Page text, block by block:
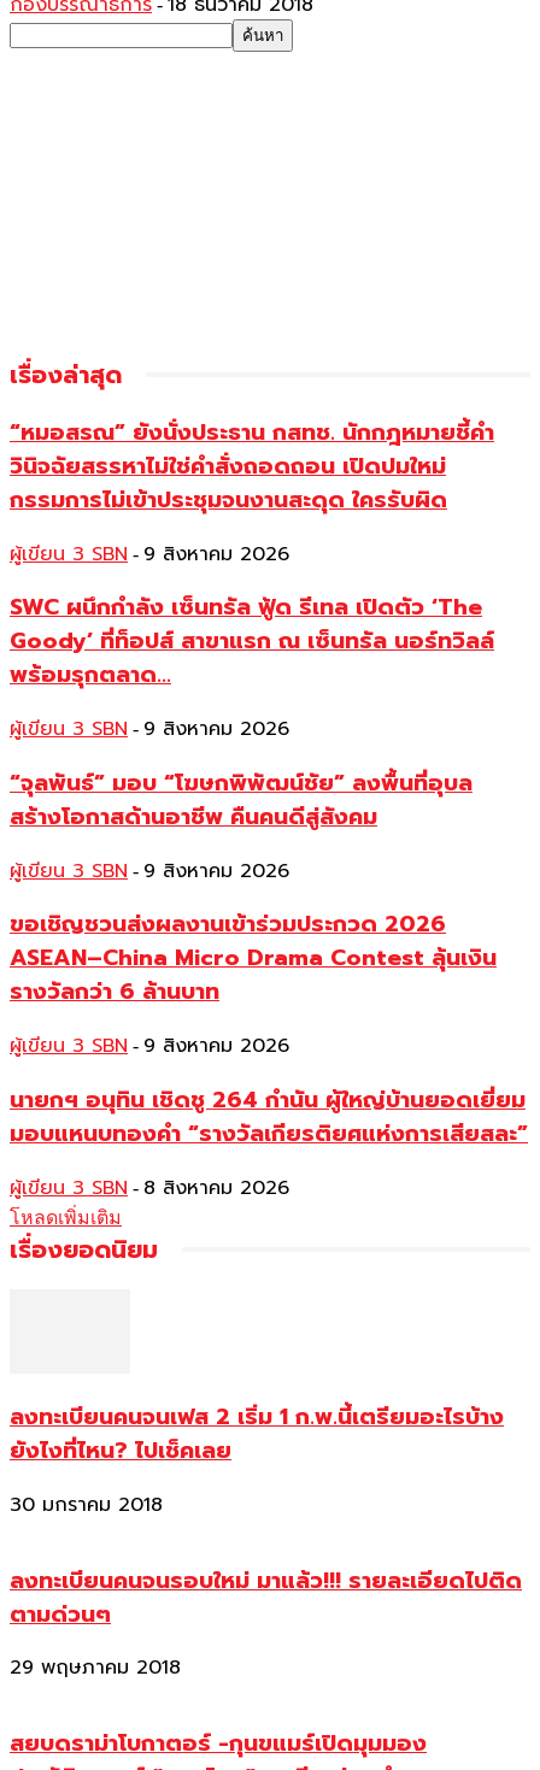
-
เรื่องล่าสุด
“หมอสรณ” ยังนั่งประธาน กสทช. นักกฎหมายชี้คำ
วินิจฉัยสรรหาไม่ใช่คำสั่งถอดถอน เปิดปมใหม่
กรรมการไม่เข้าประชุมจนงานสะดุด ใครรับผิด
ผู้เขียน 3 SBN - 9 สิงหาคม 2026
SWC ผนึกกำลัง เซ็นทรัล ฟู้ด รีเทล เปิดตัว ‘The
Goody’ ที่ท็อปส์ สาขาแรก ณ เซ็นทรัล นอร์ทวิลล์
พร้อมรุกตลาด...
ผู้เขียน 3 SBN - 9 สิงหาคม 2026
“จุลพันธ์” มอบ “โฆษกพิพัฒน์ชัย” ลงพื้นที่อุบล
สร้างโอกาสด้านอาชีพ คืนคนดีสู่สังคม
ผู้เขียน 3 SBN - 9 สิงหาคม 2026
ขอเชิญชวนส่งผลงานเข้าร่วมประกวด 2026
ASEAN–China Micro Drama Contest ลุ้นเงิน
รางวัลกว่า 6 ล้านบาท
ผู้เขียน 3 SBN - 9 สิงหาคม 2026
นายกฯ อนุทิน เชิดชู 264 กำนัน ผู้ใหญ่บ้านยอดเยี่ยม
มอบแหนบทองคำ “รางวัลเกียรติยศแห่งการเสียสละ”
ผู้เขียน 3 SBN - 8 สิงหาคม 2026
โหลดเพิ่มเติม
เรื่องยอดนิยม
ลงทะเบียนคนจนเฟส 2 เริ่ม 1 ก.พ.นี้เตรียมอะไรบ้าง
ยังไงที่ไหน? ไปเช็คเลย
30 มกราคม 2018
ลงทะเบียนคนจนรอบใหม่ มาแล้ว!!! รายละเอียดไปติด
ตามด่วนๆ
29 พฤษภาคม 2018
สยบดราม่าโบกาตอร์ -กุนขแมร์เปิดมุมมอง